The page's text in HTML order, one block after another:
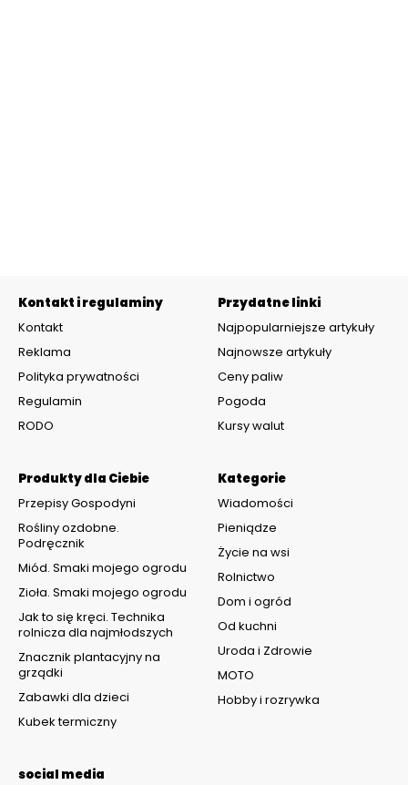
Kontakt i regulaminy
Kontakt
Reklama
Polityka prywatności
Regulamin
RODO
Kategorie
Wiadomości
Pieniądze
Życie na wsi
Rolnictwo
Dom i ogród
Od kuchni
Uroda i Zdrowie
MOTO
Hobby i rozrywka
Produkty dla Ciebie
Przepisy Gospodyni
Rośliny ozdobne.
Podręcznik
Miód. Smaki mojego ogrodu
Zioła. Smaki mojego ogrodu
Jak to się kręci. Technika
rolnicza dla najmłodszych
Znacznik plantacyjny na
grządki
Zabawki dla dzieci
Kubek termiczny
Przydatne linki
Najpopularniejsze artykuły
Najnowsze artykuły
Ceny paliw
Pogoda
Kursy walut
social media